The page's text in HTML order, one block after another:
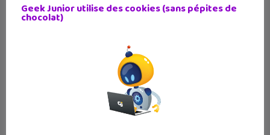
"Zéro stress pour
Geek Junior utilise des cookies (sans pépites de
chocolat)